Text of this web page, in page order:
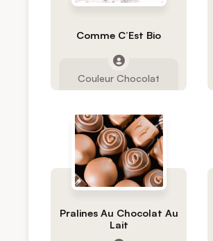
Comme C’Est Bio
Couleur Chocolat
Pralines Au Chocolat Au
Lait